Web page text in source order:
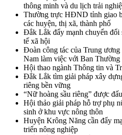
thông minh và du lịch trải
Thường trực HĐND tỉnh giao
các huyện, thị xã, thành phố
Đắk Lắk đẩy mạnh chuyển đổi
tế xã hội
Đoàn công tác của Trung
Nam làm việc với Ban
Hội thao ngành Thông tin và
Đắk Lắk tìm giải pháp xây
riêng bền vững
“Nữ hoàng sầu riêng” được
Hội thảo giải pháp hỗ trợ phụ
sinh ở khu vực nông thôn
Huyện Krông Năng cần đẩy
triển nông nghiệp